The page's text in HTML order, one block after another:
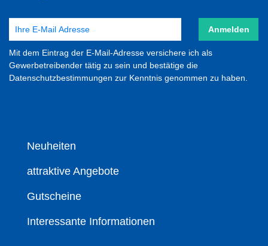
Anmelden
Mit dem Eintrag der E-Mail-Adresse versichere ich als
Gewerbetreibender tätig zu sein und bestätige die
Datenschutzbestimmungen zur Kenntnis genommen zu haben.
Neuheiten
attraktive Angebote
Gutscheine
Interessante Informationen